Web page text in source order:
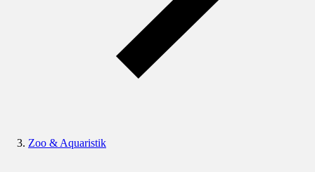
Zoo & Aquaristik